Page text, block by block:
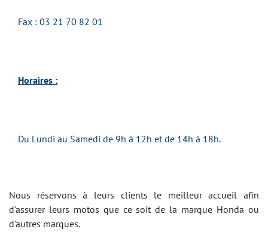
Fax : 03 21 70 82 01
Horaires :
Du Lundi au Samedi de 9h à 12h et de 14h à 18h.
Nous réservons à leurs clients le meilleur accueil afin
d'assurer leurs motos que ce soit de la marque Honda ou
d'autres marques.